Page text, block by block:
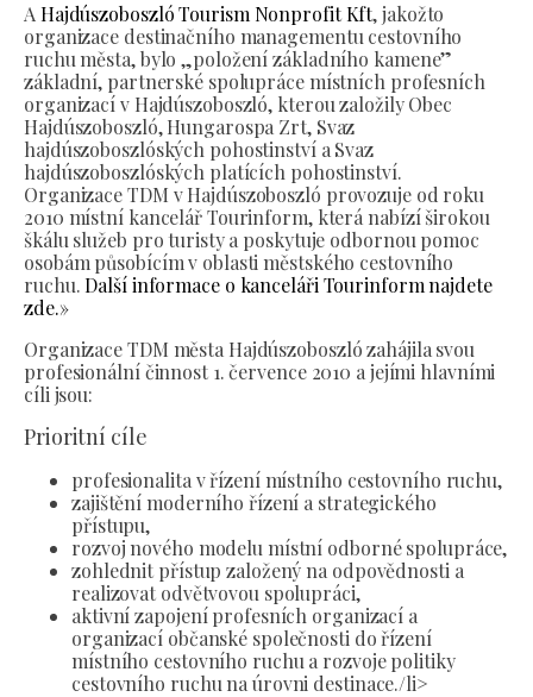
A Hajdúszoboszló Tourism Nonprofit Kft, jakožto
organizace destinačního managementu cestovního
ruchu města, bylo „položení základního kamene”
základní, partnerské spolupráce místních profesních
organizací v Hajdúszoboszló, kterou založily Obec
Hajdúszoboszló, Hungarospa Zrt, Svaz
hajdúszoboszlóských pohostinství a Svaz
hajdúszoboszlóských platících pohostinství.
Organizace TDM v Hajdúszoboszló provozuje od roku
2010 místní kancelář Tourinform, která nabízí širokou
škálu služeb pro turisty a poskytuje odbornou pomoc
osobám působícím v oblasti městského cestovního
ruchu.Další informace o kanceláři Tourinform najdete
zde.»
Organizace TDM města Hajdúszoboszló zahájila svou
profesionální činnost 1. července 2010 a jejími hlavními
cíli jsou:
Prioritní cíle
profesionalita v řízení místního cestovního ruchu,
zajištění moderního řízení a strategického
přístupu,
rozvoj nového modelu místní odborné spolupráce,
zohlednit přístup založený na odpovědnosti a
realizovat odvětvovou spolupráci,
aktivní zapojení profesních organizací a
organizací občanské společnosti do řízení
místního cestovního ruchu a rozvoje politiky
cestovního ruchu na úrovni destinace./li>